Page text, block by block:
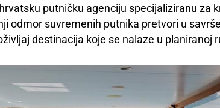
putničku agenciju specijaliziranu za
odmor suvremenih putnika pretvori u
destinacija koje se nalaze u planiranoj